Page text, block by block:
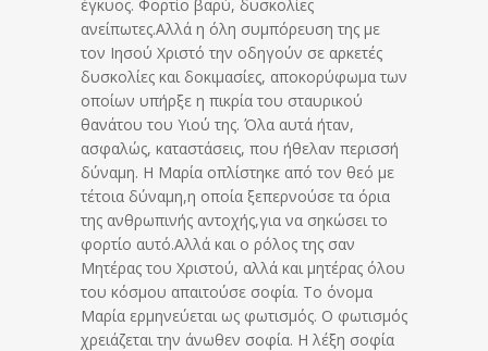
έγκυος. Φορτίο βαρύ, δυσκολίες
ανείπωτες.Αλλά η όλη συμπόρευση της με
τον Ιησού Χριστό την οδηγούν σε αρκετές
δυσκολίες και δοκιμασίες, αποκορύφωμα των
οποίων υπήρξε η πικρία του σταυρικού
θανάτου του Υιού της. Όλα αυτά ήταν,
ασφαλώς, καταστάσεις, που ήθελαν περισσή
δύναμη. Η Μαρία οπλίστηκε από τον θεό με
τέτοια δύναμη,η οποία ξεπερνούσε τα όρια
της ανθρωπινής αντοχής,για να σηκώσει το
φορτίο αυτό.Αλλά και ο ρόλος της σαν
Μητέρας του Χριστού, αλλά και μητέρας όλου
του κόσμου απαιτούσε σοφία. Το όνομα
Μαρία ερμηνεύεται ως φωτισμός. Ο φωτισμός
χρειάζεται την άνωθεν σοφία. Η λέξη σοφία